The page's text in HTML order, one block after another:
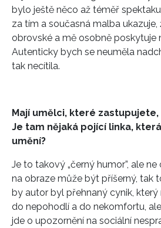
bylo ještě něco až téměř
za tím a současná malba ukazuje,
obrovské a mě osobně poskytuje
Autenticky bych se neuměla
tak necítila.
Mají umělci, které
Je tam nějaká pojící linka,
umění?
Je to takový „černý humor”, ale
na obraze může být příšerný, tak
by autor byl přehnaný cynik,
do nepohodlí a do nekomfortu,
jde o upozornění na sociální